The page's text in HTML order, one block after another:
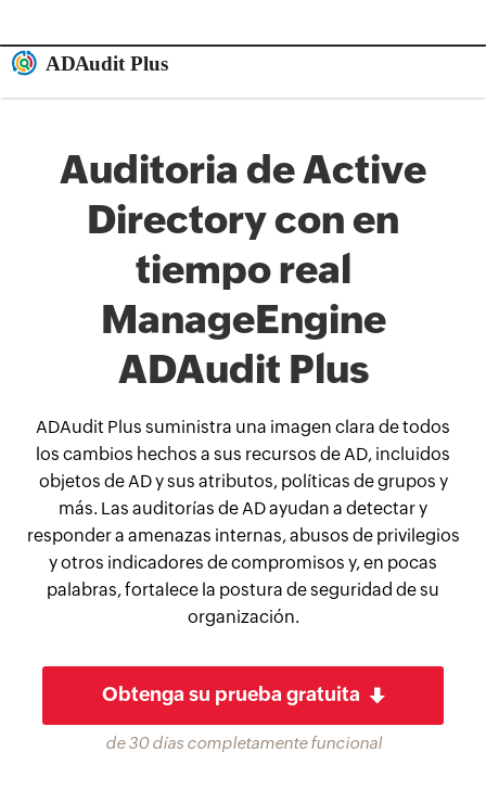
Auditoria de Active
Directory con en
tiempo real
ManageEngine
ADAudit Plus
ADAudit Plus suministra una imagen clara de todos
los cambios hechos a sus recursos de AD, incluidos
objetos de AD y sus atributos, políticas de grupos y
más. Las auditorías de AD ayudan a detectar y
responder a amenazas internas, abusos de privilegios
y otros indicadores de compromisos y, en pocas
palabras, fortalece la postura de seguridad de su
organización.
Obtenga su prueba gratuita
de 30 días completamente funcional